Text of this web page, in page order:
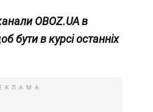
OBOZ.UAв
бути в курсі останніх